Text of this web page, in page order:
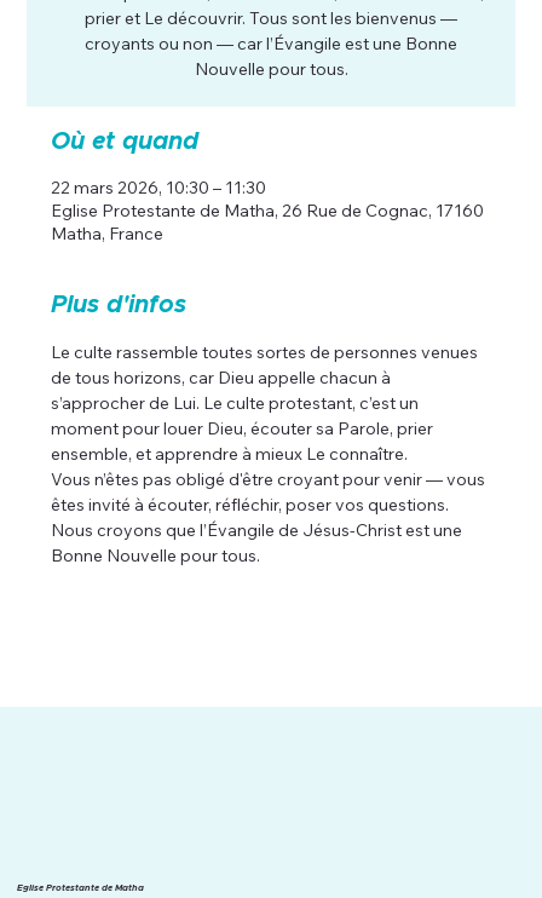
prier et Le découvrir. Tous sont les bienvenus —
croyants ou non — car l’Évangile est une Bonne
Nouvelle pour tous.
Où et quand
22 mars 2026, 10:30 – 11:30
Eglise Protestante de Matha, 26 Rue de Cognac, 17160
Matha, France
Plus d'infos
Le culte rassemble toutes sortes de personnes venues
de tous horizons, car Dieu appelle chacun à
s’approcher de Lui. Le culte protestant, c’est un
moment pour louer Dieu, écouter sa Parole, prier
ensemble, et apprendre à mieux Le connaître.
Vous n’êtes pas obligé d'être croyant pour venir — vous
êtes invité à écouter, réfléchir, poser vos questions.
Nous croyons que l’Évangile de Jésus-Christ est une
Bonne Nouvelle pour tous.
Eglise Protestante de Matha